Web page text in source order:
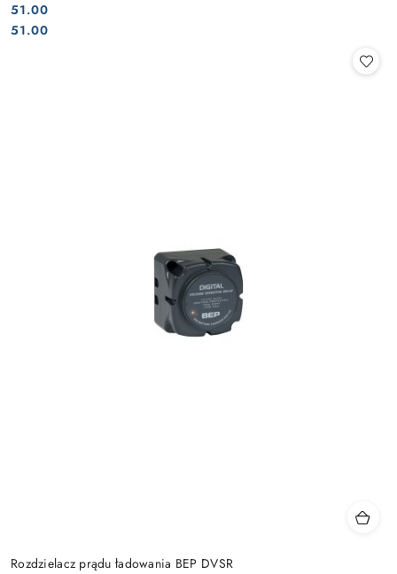
Cena:
51.00
Cena:
51.00
Rozdzielacz prądu ładowania BEP DVSR